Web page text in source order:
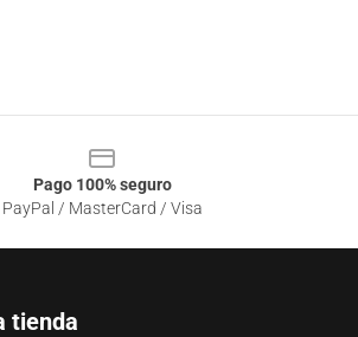
Pago 100% seguro
PayPal / MasterCard / Visa
tienda